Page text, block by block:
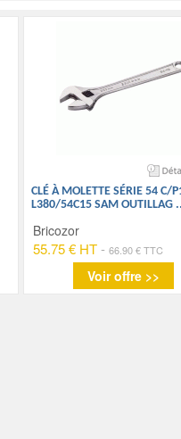
CLÉ À MOLETTE SÉRIE 54 C/
L380/54C15 SAM OUTILLAG
Bricozor
55.75 € HT - 66.90 € TTC
Voir offre >>